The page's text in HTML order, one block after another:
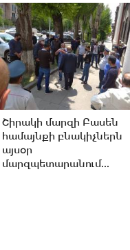
Շիրակի մարզի Բասեն
համայնքի բնակիչներն
այսօր
մարզպետարանում...